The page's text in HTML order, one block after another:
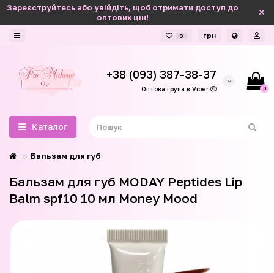
Зареєструйтесь або увійдіть, щоб отримати доступ до
оптових цін!
0 грн
+38 (093) 387-38-37
Оптова група в Viber 0
Каталог
Бальзам для губ
Бальзам для губ MODAY Peptides Lip
Balm spf10 10 мл Money Mood